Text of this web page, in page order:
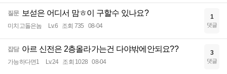
질문 보섣은 어디서 맘ㅎ이 구할수 있나요?
미치고돌은놈 Lv.6 조회 735 08-04
1
댓글
잡담 아르 신전은 2층올라가는건 다야밖에안되요??
가능하다면1 Lv.24 조회 1028 08-04
3
댓글